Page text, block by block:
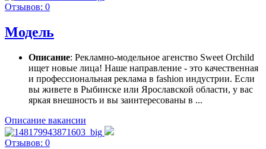
Отзывов: 0
Модель
Описание: Рекламно-модельное агенство Sweet Orchild
ищет новые лица! Наше направление - это качественная
и профессиональная реклама в fashion индустрии. Если
вы живете в Рыбинске или Ярославской области, у вас
яркая внешность и вы заинтересованы в ...
Описание вакансии
Отзывов: 0